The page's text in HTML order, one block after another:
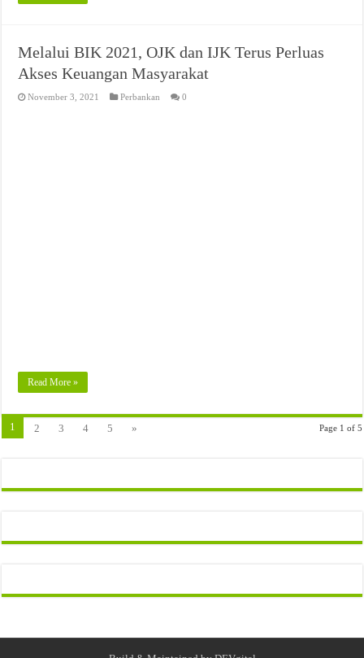
Melalui BIK 2021, OJK dan IJK Terus Perluas
Akses Keuangan Masyarakat
November 3, 2021 Perbankan 0
Read More »
Page 1 of 5
1 2 3 4 5 »